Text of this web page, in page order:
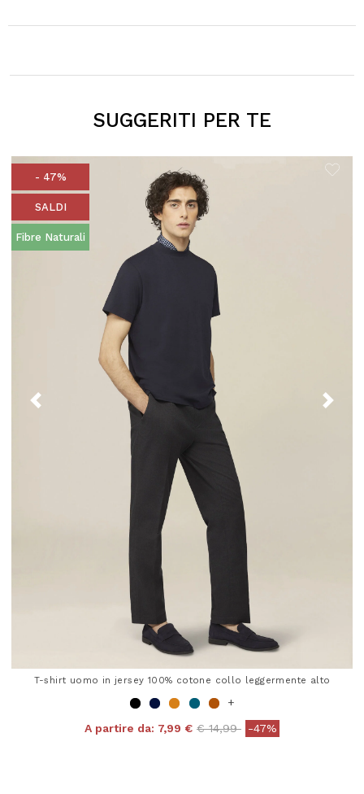
SUGGERITI PER TE
- 47%
SALDI
Fibre Naturali
T-shirt uomo in jersey 100% cotone collo leggermente alto
+
A partire da: 7,99 € Price reduced from
€ 14,99to-47%